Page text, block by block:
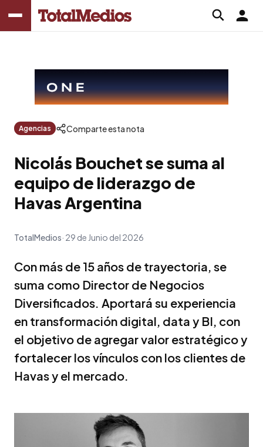
Agencias Comparte esta nota
Nicolás Bouchet se suma al
equipo de liderazgo de
Havas Argentina
TotalMedios 29 de Junio del 2026
Con más de 15 años de trayectoria, se
suma como Director de Negocios
Diversificados. Aportará su experiencia
en transformación digital, data y BI, con
el objetivo de agregar valor estratégico y
fortalecer los vínculos con los clientes de
Havas y el mercado.